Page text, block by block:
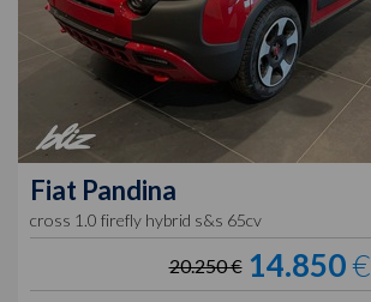
Fiat Pandina
cross 1.0 firefly hybrid s&s 65cv
20.250 € 14.850€